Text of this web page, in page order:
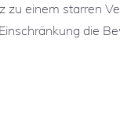
zu einem starren
die